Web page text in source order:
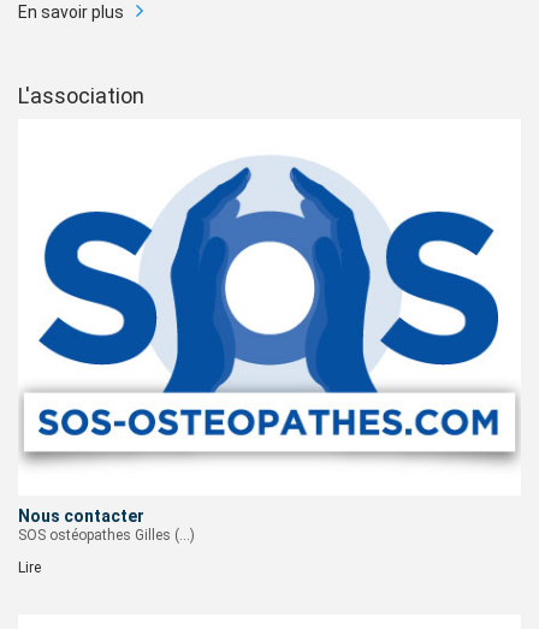
En savoir plus
L'association
Nous contacter
SOS ostéopathes Gilles (…)
Lire